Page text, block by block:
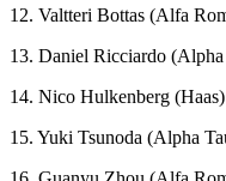
12. Valtteri Bottas (Alfa
13. Daniel Ricciardo
14. Nico Hulkenberg
15. Yuki Tsunoda (Alpha